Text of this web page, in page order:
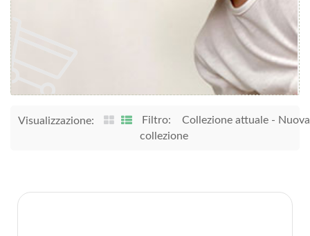
Visualizzazione: Filtro: Collezione attuale- Nuova
collezione